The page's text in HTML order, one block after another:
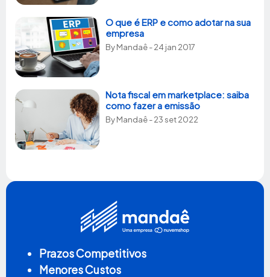
O que é ERP e como adotar na sua
empresa
ByMandaê- 24 jan 2017
Nota fiscal em marketplace: saiba
como fazer a emissão
ByMandaê- 23 set 2022
Prazos Competitivos
Menores Custos